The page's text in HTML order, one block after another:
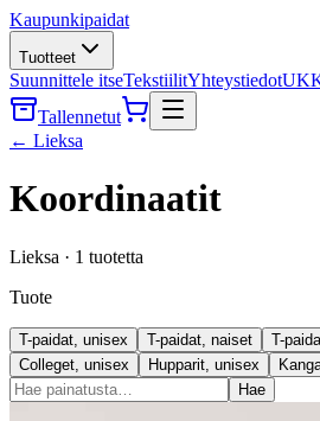
Kaupunkipaidat
Tuotteet
Suunnittele itseTekstiilitYhteystiedot
Tallennetut
← Lieksa
Koordinaatit
Lieksa · 1 tuotetta
Tuote
T-paidat, unisex T-paidat, naiset T-
Colleget, unisex
Hupparit, unisex
Hae